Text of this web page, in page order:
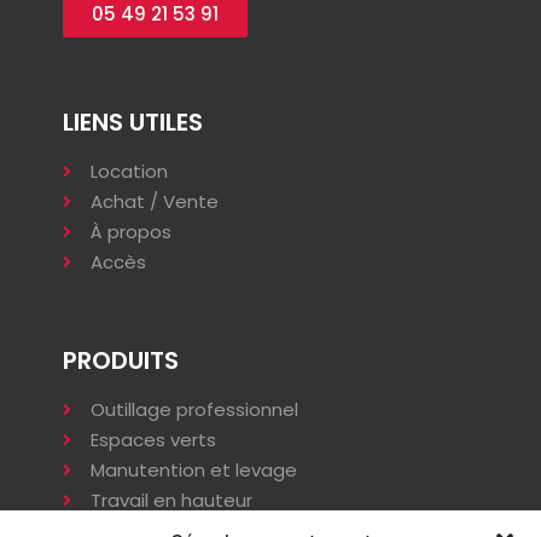
05 49 21 53 91
LIENS UTILES
Location
Achat / Vente
À propos
Accès
PRODUITS
Outillage professionnel
Espaces verts
Manutention et levage
Travail en hauteur
Terrassement